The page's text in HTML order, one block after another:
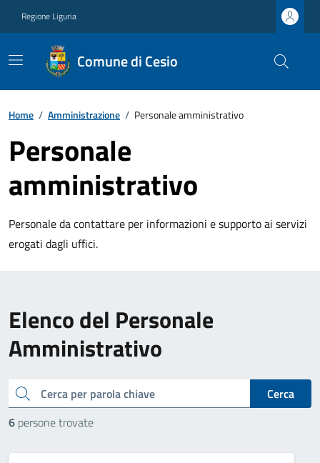
Regione Liguria
Comune di Cesio
Home / Amministrazione / Personale amministrativo
Personale
amministrativo
Personale da contattare per informazioni e supporto ai servizi
erogati dagli uffici.
Elenco del Personale
Amministrativo
cerca
Cerca
6 persone trovate